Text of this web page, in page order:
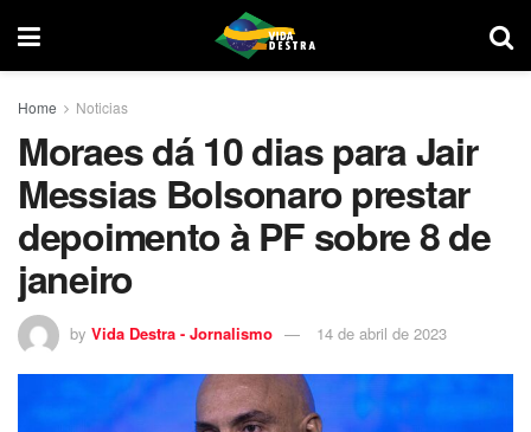
Home Noticias
Moraes dá 10 dias para Jair
Messias Bolsonaro prestar
depoimento à PF sobre 8 de
janeiro
by Vida Destra - Jornalismo 14 de abril de 2023